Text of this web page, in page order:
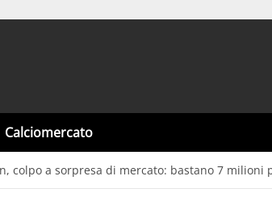
Calciomercato
colpo a sorpresa di mercato: bastano 7 milioni